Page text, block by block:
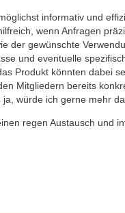
informativ und
wenn Anfragen
der gewünschte
und eventuelle
Produkt könnten dabei
Mitgliedern bereits
würde ich gerne mehr
regen Austausch und